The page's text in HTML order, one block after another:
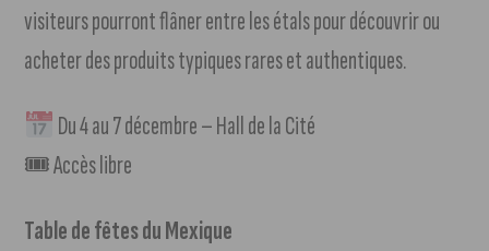
visiteurs pourront flâner entre les étals pour découvrir ou
acheter des produits typiques rares et authentiques.
Du 4 au 7 décembre – Hall de la Cité
🎟 Accès libre
Table de fêtes du Mexique